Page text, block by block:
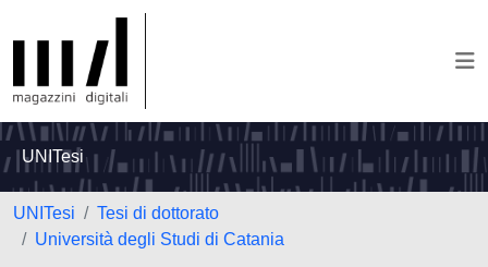
UNITesi
UNITesi
Tesi di dottorato
Università degli Studi di Catania